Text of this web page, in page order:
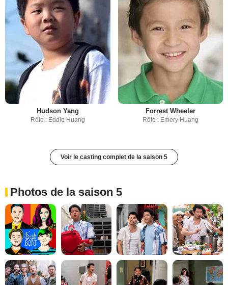
Hudson Yang
Rôle : Eddie Huang
Forrest Wheeler
Rôle : Emery Huang
Voir le casting complet de la saison 5
Photos de la saison 5